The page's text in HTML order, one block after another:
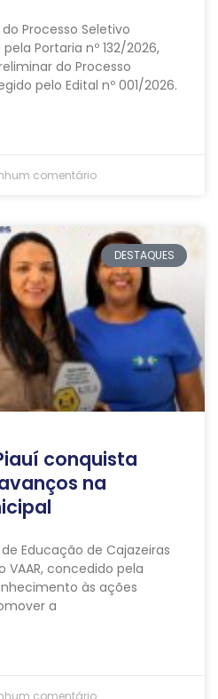
Processo Seletivo
Portaria nº 132/2026,
do Processo
pelo Edital nº 001/2026.
comentário
DESTAQUES
conquista
na
Educação de Cajazeiras
VAAR, concedido pela
às ações
a
comentário